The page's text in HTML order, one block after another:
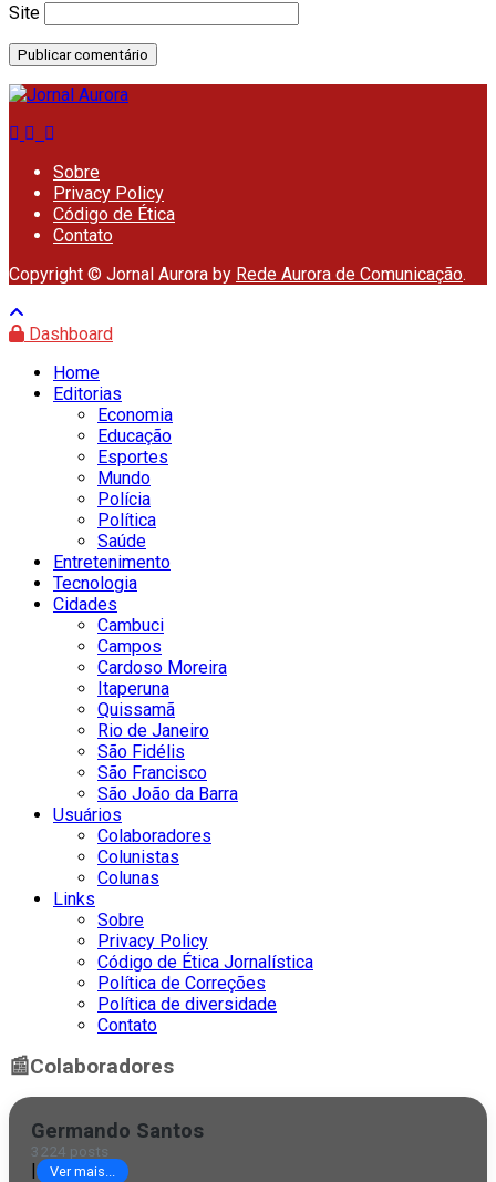
Site
Sobre
Privacy Policy
Código de Ética
Contato
Copyright © Jornal Aurora by Rede Aurora de Comunicação.
Dashboard
Home
Editorias
Economia
Educação
Esportes
Mundo
Polícia
Política
Saúde
Entretenimento
Tecnologia
Cidades
Cambuci
Campos
Cardoso Moreira
Itaperuna
Quissamã
Rio de Janeiro
São Fidélis
São Francisco
São João da Barra
Usuários
Colaboradores
Colunistas
Colunas
Links
Sobre
Privacy Policy
Código de Ética Jornalística
Política de Correções
Política de diversidade
Contato
📰Colaboradores
Germando Santos
3224 posts
| Ver mais...